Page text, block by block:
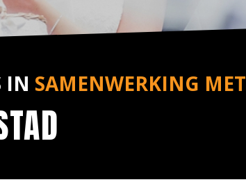
IN SAMENWERKING MET